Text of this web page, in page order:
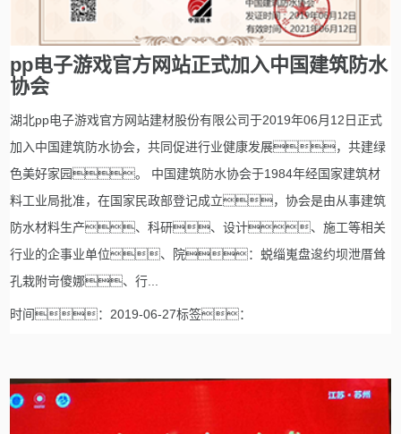
pp电子游戏官方网站正式加入中国建筑防水
协会
湖北pp电子游戏官方网站建材股份有限公司于2019年06月12日正式
加入中国建筑防水协会，共同促进行业健康发展，共建绿
色美好家园。 中国建筑防水协会于1984年经国家建筑材
料工业局批准，在国家民政部登记成立，协会是由从事建筑
防水材料生产、科研、设计、施工等相关
行业的企事业单位、院：蜕缁嵬盘逡约坝泄厝耸
孔栽附岢傻娜、行...
时间：2019-06-27标签：